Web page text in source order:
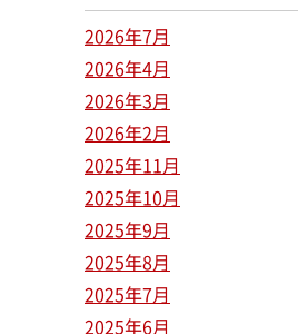
2026年7月
2026年4月
2026年3月
2026年2月
2025年11月
2025年10月
2025年9月
2025年8月
2025年7月
2025年6月